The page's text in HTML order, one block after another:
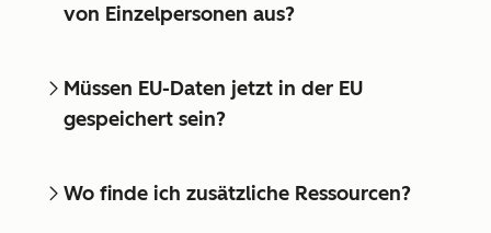
von Einzelpersonen aus?
Müssen EU-Daten jetzt in der EU
gespeichert sein?
Wo finde ich zusätzliche Ressourcen?